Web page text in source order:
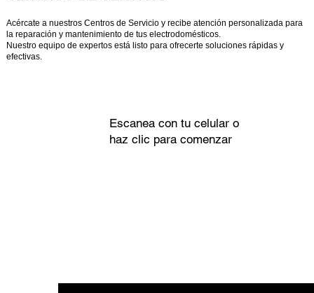
Acércate a nuestros Centros de Servicio y recibe atención personalizada para
la reparación y mantenimiento de tus electrodomésticos.
Nuestro equipo de expertos está listo para ofrecerte soluciones rápidas y
efectivas.
Escanea con tu celular o
haz clic para comenzar